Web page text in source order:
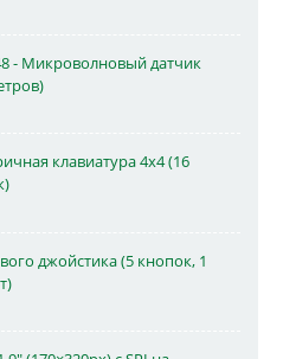
- Микроволновый датчик
клавиатура 4x4 (16
джойстика (5 кнопок, 1